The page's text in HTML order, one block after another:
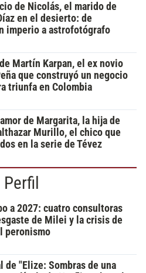
de Nicolás, el marido de
en el desierto: de
imperio a astrofotógrafo
Martín Karpan, el ex novio
que construyó un negocio
triunfa en Colombia
de Margarita, la hija de
Murillo, el chico que
en la serie de Tévez
a 2027: cuatro consultoras
de Milei y la crisis de
peronismo
de "Elize: Sombras de una